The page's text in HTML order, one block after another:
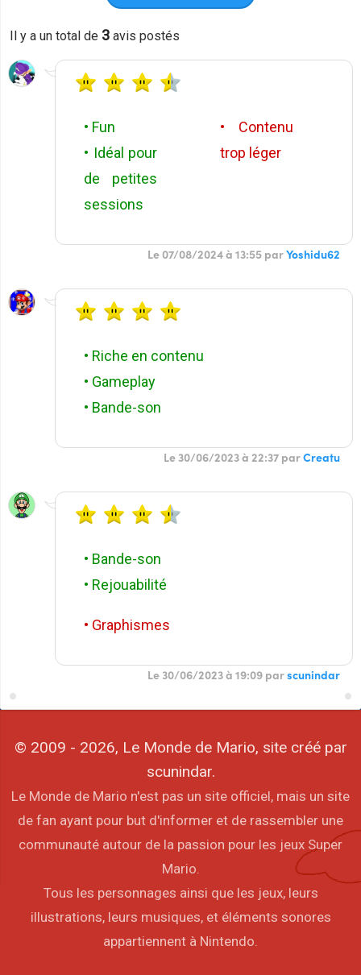
Il y a un total de 3 avis postés
• Fun
• Idéal pour
de petites
sessions
• Contenu
trop léger
Le 07/08/2024 à 13:55 parYoshidu62
• Riche en contenu
• Gameplay
• Bande-son
Le 30/06/2023 à 22:37 parCreatu
• Bande-son
• Rejouabilité
• Graphismes
Le 30/06/2023 à 19:09 parscunindar
© 2009 - 2026, Le Monde de Mario, site créé par
scunindar.
Le Monde de Mario n'est pas un site officiel, mais un site
de fan ayant pour but d'informer et de rassembler une
communauté autour de la passion pour les jeux Super
Mario.
Tous les personnages ainsi que les jeux, leurs
illustrations, leurs musiques, et éléments sonores
appartiennent à Nintendo.